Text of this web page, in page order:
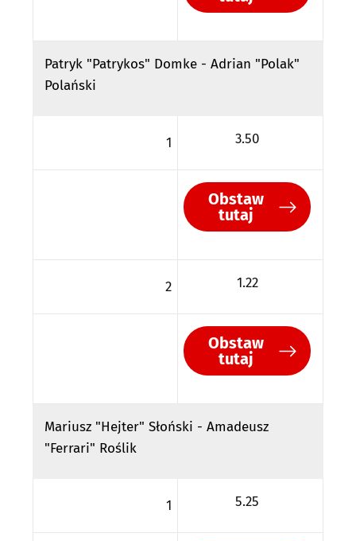
Patryk "Patrykos" Domke - Adrian "Polak"
Polański
1 3.50
Obstaw
tutaj
2 1.22
Obstaw
tutaj
Mariusz "Hejter" Słoński - Amadeusz
"Ferrari" Roślik
1 5.25